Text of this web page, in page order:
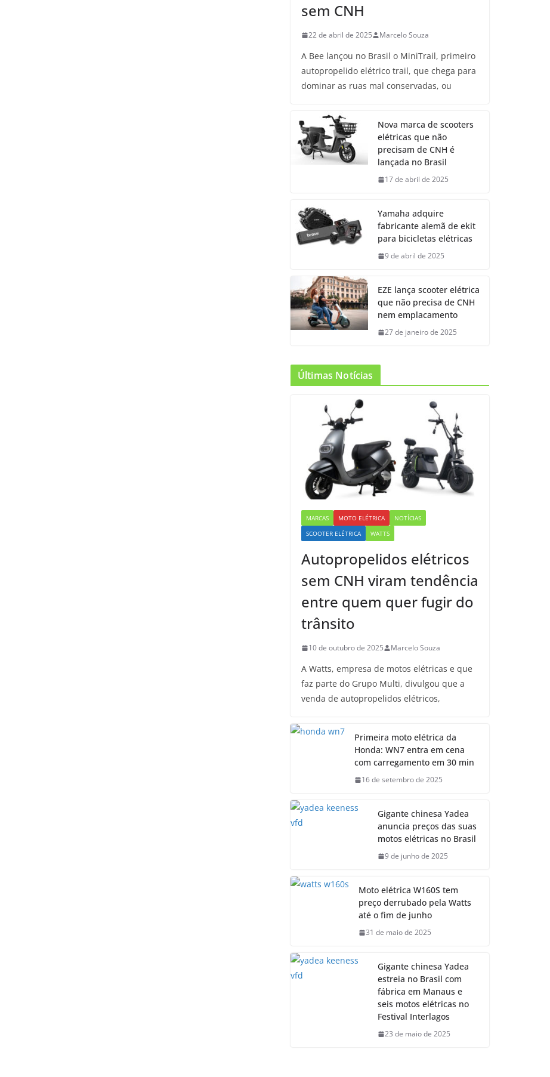
sem CNH
22 de abril de 2025 Marcelo Souza
A Bee lançou no Brasil o MiniTrail, primeiro
autopropelido elétrico trail, que chega para
dominar as ruas mal conservadas, ou
Nova marca de scooters
elétricas que não
precisam de CNH é
lançada no Brasil
17 de abril de 2025
Yamaha adquire
fabricante alemã de ekit
para bicicletas elétricas
9 de abril de 2025
EZE lança scooter elétrica
que não precisa de CNH
nem emplacamento
27 de janeiro de 2025
Últimas Notícias
MARCAS MOTO ELÉTRICA
NOTÍCIAS
SCOOTER ELÉTRICA
WATTS
Autopropelidos elétricos
sem CNH viram tendência
entre quem quer fugir do
trânsito
10 de outubro de 2025 Marcelo Souza
A Watts, empresa de motos elétricas e que
faz parte do Grupo Multi, divulgou que a
venda de autopropelidos elétricos,
Primeira moto elétrica da
Honda: WN7 entra em cena
com carregamento em 30 min
16 de setembro de 2025
Gigante chinesa Yadea
anuncia preços das suas
motos elétricas no Brasil
9 de junho de 2025
Moto elétrica W160S tem
preço derrubado pela Watts
até o fim de junho
31 de maio de 2025
Gigante chinesa Yadea
estreia no Brasil com
fábrica em Manaus e
seis motos elétricas no
Festival Interlagos
23 de maio de 2025